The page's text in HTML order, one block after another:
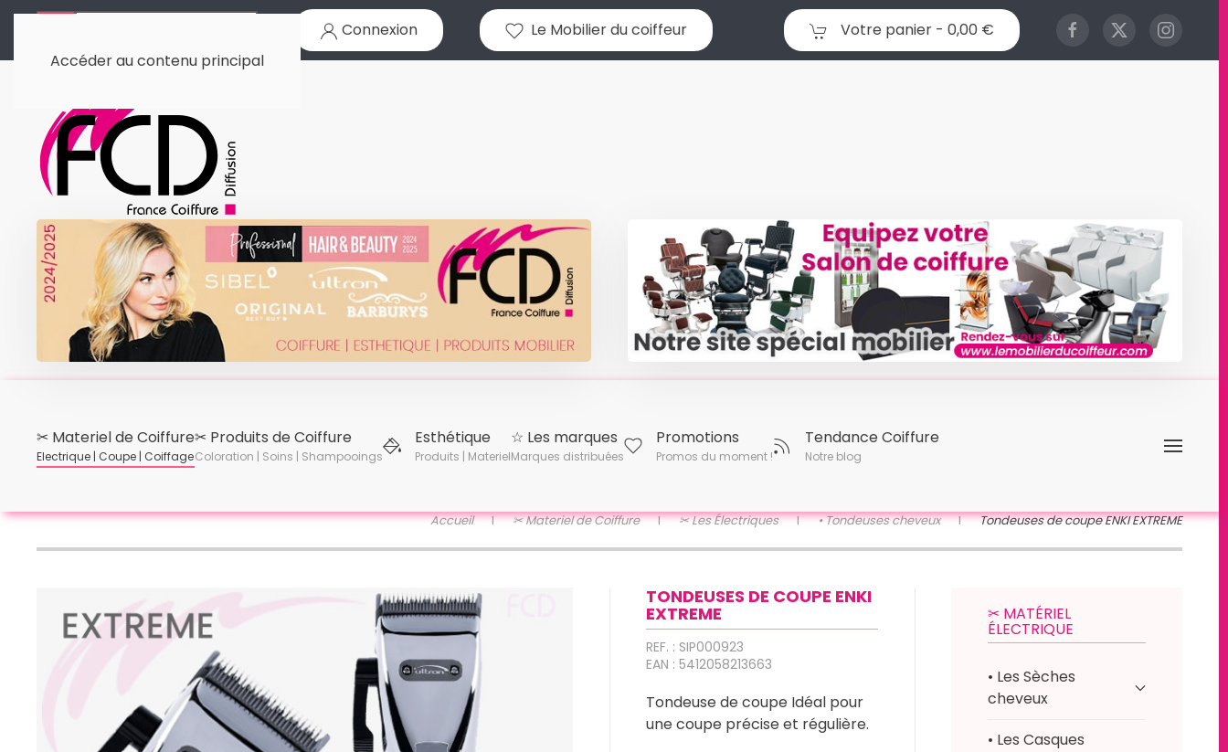
Accéder au contenu principal
Connexion Le Mobilier du coiffeur Votre panier - 0,00 €
✂︎ Materiel de Coiffure
Electrique | Coupe | Coiffage
✂︎ Produits de Coiffure
Coloration | Soins | Shampooings
Esthétique
Produits | Materiel
☆ Les marques
Marques distribuées
Promotions
Promos du moment !
Tendance Coiffure
Notre blog
Accueil ✂︎ Materiel de Coiffure ✂︎ Les Électriques • Tondeuses cheveux Tondeuses de coupe ENKI EXTREME
TONDEUSES DE COUPE ENKI
EXTREME
REF. : SIP000923
EAN : 5412058213663
Tondeuse de coupe Idéal pour
une coupe précise et régulière.
✂︎ MATÉRIEL
ÉLECTRIQUE
• Les Sèches
cheveux
• Les Casques